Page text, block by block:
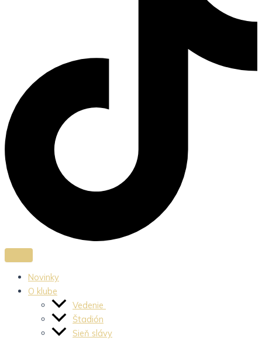
Novinky
O klube
Vedenie
Štadión
Sieň slávy